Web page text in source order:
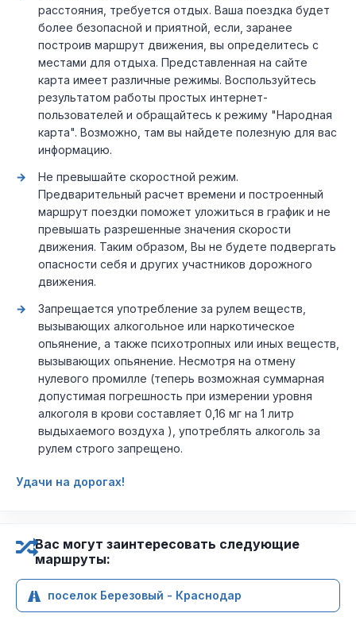
расстояния, требуется отдых. Ваша поездка будет
более безопасной и приятной, если, заранее
построив маршрут движения, вы определитесь с
местами для отдыха. Представленная на сайте
карта имеет различные режимы. Воспользуйтесь
результатом работы простых интернет-
пользователей и обращайтесь к режиму "Народная
карта". Возможно, там вы найдете полезную для вас
информацию.
Не превышайте скоростной режим.
Предварительный расчет времени и построенный
маршрут поездки поможет уложиться в график и не
превышать разрешенные значения скорости
движения. Таким образом, Вы не будете подвергать
опасности себя и других участников дорожного
движения.
Запрещается употребление за рулем веществ,
вызывающих алкогольное или наркотическое
опьянение, а также психотропных или иных веществ,
вызывающих опьянение. Несмотря на отмену
нулевого промилле (теперь возможная суммарная
допустимая погрешность при измерении уровня
алкоголя в крови составляет 0,16 мг на 1 литр
выдыхаемого воздуха ), употреблять алкоголь за
рулем строго запрещено.
Удачи на дорогах!
Вас могут заинтересовать следующие
маршруты:
поселок Березовый - Краснодар